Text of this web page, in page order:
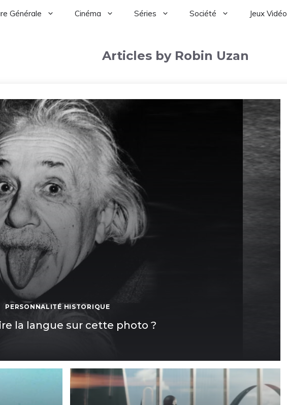
Générale Cinéma Séries Société Jeux Vidéo
Articles by Robin Uzan
PERSONNALITÉ HISTORIQUE
la langue sur cette photo ?